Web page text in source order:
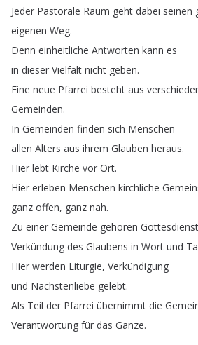
Jeder Pastorale Raum geht dabei seinen
eigenen Weg.
Denn einheitliche Antworten kann es
in dieser Vielfalt nicht geben.
Eine neue Pfarrei besteht aus
Gemeinden.
In Gemeinden finden sich Menschen
allen Alters aus ihrem Glauben heraus.
Hier lebt Kirche vor Ort.
Hier erleben Menschen kirchliche
ganz offen, ganz nah.
Zu einer Gemeinde gehören
Verkündung des Glaubens in Wort und
Hier werden Liturgie, Verkündigung
und Nächstenliebe gelebt.
Als Teil der Pfarrei übernimmt die
Verantwortung für das Ganze.